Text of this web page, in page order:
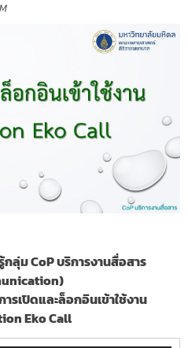
ลุ่ม CoP บริการงานสื่อสาร
รเปิดและล็อกอินเข้าใช้งาน
Eko Call